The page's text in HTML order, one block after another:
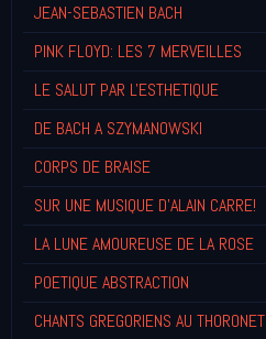
JEAN-SEBASTIEN BACH
PINK FLOYD: LES 7 MERVEILLES
LE SALUT PAR L'ESTHETIQUE
DE BACH A SZYMANOWSKI
CORPS DE BRAISE
SUR UNE MUSIQUE D'ALAIN CARRE!
LA LUNE AMOUREUSE DE LA ROSE
POETIQUE ABSTRACTION
CHANTS GREGORIENS AU THORONET